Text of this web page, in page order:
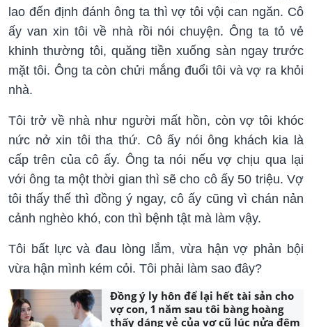
lao đến định đánh ông ta thì vợ tôi vội can ngăn. Cô
ấy van xin tôi về nhà rồi nói chuyện. Ông ta tỏ vẻ
khinh thường tôi, quăng tiền xuống sàn ngay trước
mặt tôi. Ông ta còn chửi mắng đuổi tôi và vợ ra khỏi
nhà.
Tôi trở về nhà như người mất hồn, còn vợ tôi khóc
nức nở xin tôi tha thứ. Cô ấy nói ông khách kia là
cấp trên của cô ấy. Ông ta nói nếu vợ chịu qua lại
với ông ta một thời gian thì sẽ cho cô ấy 50 triệu. Vợ
tôi thấy thế thì đồng ý ngay, cô ấy cũng vì chán nản
cảnh nghèo khó, con thì bệnh tật mà làm vậy.
Tôi bất lực và đau lòng lắm, vừa hận vợ phản bội
vừa hận mình kém cỏi. Tôi phải làm sao đây?
Đồng ý ly hôn để lại hết tài sản cho
vợ con, 1 năm sau tôi bàng hoàng
thấy dáng vẻ của vợ cũ lúc nửa đêm